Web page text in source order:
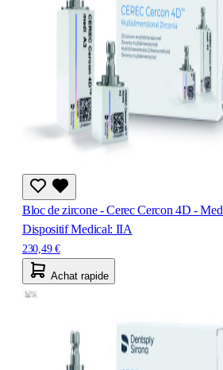
Bloc de zircone - Cerec Cercon 4D -
Dispositif Medical: IIA
230,49 €
Achat rapide